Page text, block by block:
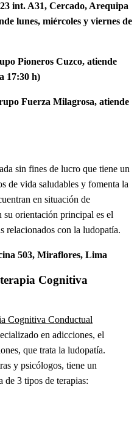
int. A31, Cercado, Arequipa
lunes, miércoles y viernes de
Pioneros Cuzco, atiende
17:30 h)
Fuerza Milagrosa, atiende
sin fines de lucro que tiene un
de vida saludables y fomenta la
en situación de
orientación principal es el
relacionados con la ludopatía.
503, Miraflores, Lima
Cognitiva
Cognitiva Conductual
en adicciones, el
que trata la ludopatía.
y psicólogos, tiene un
de 3 tipos de terapias: